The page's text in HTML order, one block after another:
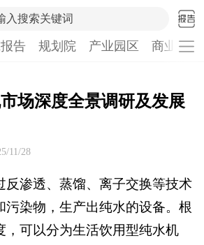
入搜索关键词
告 规划院 产业园区 商业计
场深度全景调研及发展
11/28
反渗透、蒸馏、离子交换等技术
污染物，生产出纯水的设备。根
，可以分为生活饮用型纯水机